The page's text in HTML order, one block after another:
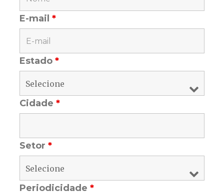
E-mail*
Estado*
Cidade*
Setor*
Periodicidade*